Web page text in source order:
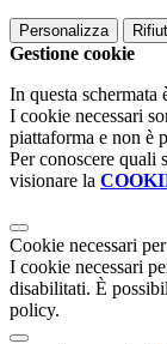
Personalizza
Gestione cookie
In questa schermata
I cookie necessari
piattaforma e non è
Per conoscere quali
visionare la
Cookie necessari
I cookie necessari
disabilitati. È
policy.